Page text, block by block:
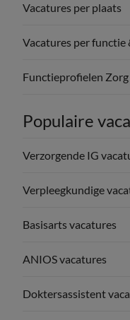
Vacatures per plaats
Vacatures per functie
Functieprofielen
Populaire
Verzorgende IG
Verpleegkundige
Basisarts vacatures
ANIOS vacatures
Doktersassistent